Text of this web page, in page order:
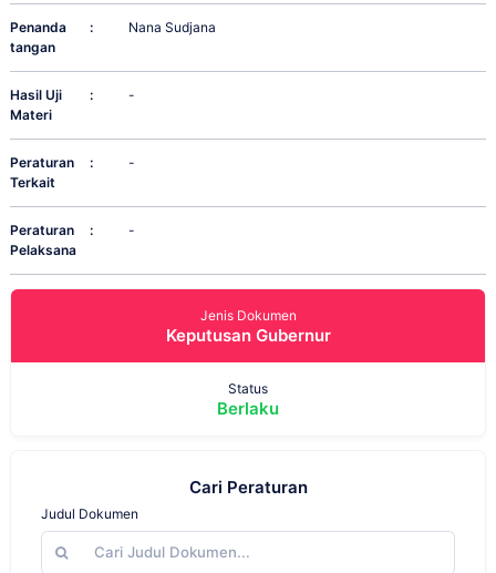
Penanda
tangan
: Nana Sudjana
Hasil Uji
Materi
: -
Peraturan
Terkait
: -
Peraturan
Pelaksana
: -
Jenis Dokumen
Keputusan Gubernur
Status
Berlaku
Cari Peraturan
Judul Dokumen